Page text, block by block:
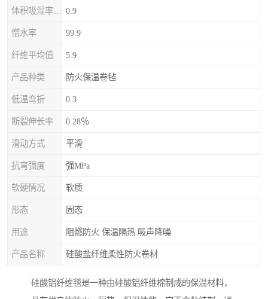
0.9
憎水率 99.9
纤维平均值 5.9
产品种类 防火保温卷毡
低温弯折 0.3
断裂伸长率 0.28％
滑动方式 平滑
抗弯强度 强MPa
软硬情况 软质
形态 固态
用途 阻燃防火 保温隔热 吸声降噪
产品名称 硅酸盐纤维柔性防火卷材
硅酸铝纤维毯是一种由硅酸铝纤维棉制成的保温材料，